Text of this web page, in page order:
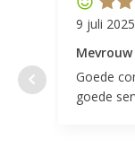
9 juli 2025
Mevrouw
Goede
goede